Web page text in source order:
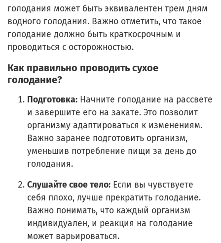
голодания может быть эквивалентен трем дням
водного голодания. Важно отметить, что такое
голодание должно быть краткосрочным и
проводиться с осторожностью.
Как правильно проводить сухое
голодание?
Подготовка: Начните голодание на рассвете
и завершите его на закате. Это позволит
организму адаптироваться к изменениям.
Важно заранее подготовить организм,
уменьшив потребление пищи за день до
голодания.
Слушайте свое тело: Если вы чувствуете
себя плохо, лучше прекратить голодание.
Важно понимать, что каждый организм
индивидуален, и реакция на голодание
может варьироваться.